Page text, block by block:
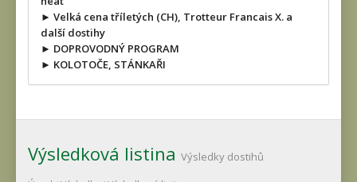
► Velká cena tříletých (CH), Trotteur Francais X. a
další dostihy
► DOPROVODNÝ PROGRAM
► KOLOTOČE, STÁNKAŘI
Výsledková listina Výsledky dostihů